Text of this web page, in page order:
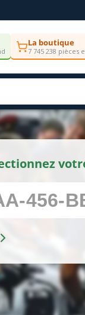
La boutique
7 745 238 pièces